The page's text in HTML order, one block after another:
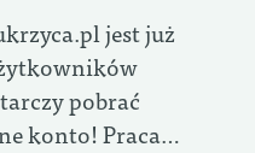
jest już
pobrać
konto! Praca…